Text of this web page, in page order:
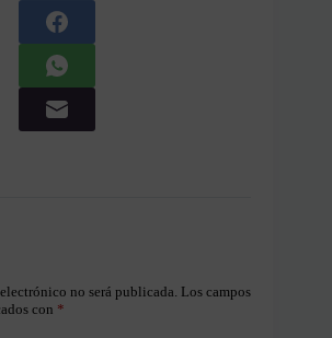
no será publicada. Los campos
con *